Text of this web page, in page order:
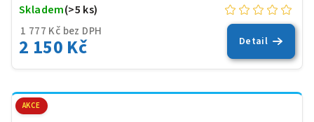
1 777 Kč bez DPH
2 150 Kč
Skladem(>5 ks)
Detail
AKCE